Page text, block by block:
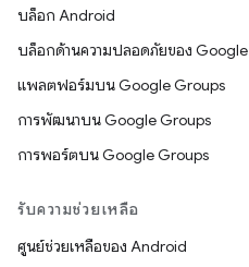
บล็อก Android
บล็อกด้านความปลอดภัยของ Google
แพลตฟอร์มบน Google Groups
การพัฒนาบน Google Groups
การพอร์ตบน Google Groups
รับความช่วยเหลือ
ศูนย์ช่วยเหลือของ Android